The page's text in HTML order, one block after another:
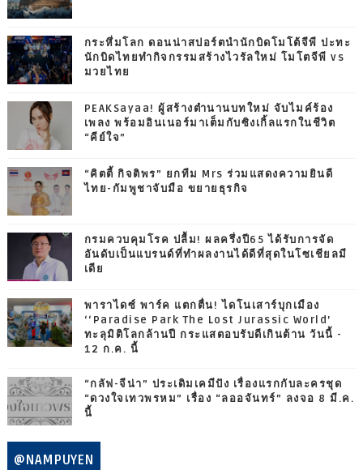
กระหึ่มโลก ดอนน่าสปอร์ตนำนักบิดโมโต้จีพี ปะทะ
นักบิดไทยทำกิจกรรมสร้างไวรัลใหม่ โมโตจีพี vs
มวยไทย
PEAKSayaa! ผู้สร้างตำนานบทใหม่ จับไมค์ร้อง
เพลง พร้อมอินเนอร์มาเต็มกับซิงเกิ้ลแรกในชีวิต
“คีย์ใจ”
“คิตตี้ กิจติพร” ยกทีม Mrs ร่วมแสดงความยินดี
ไทย-กัมพูชาจับมือ ขยายธุรกิจ
กรมควบคุมโรค ปลื้ม! ผลครึ่งปี65 ได้รับการจัด
อันดับเป็นแบรนด์ที่ทำผลงานได้ดีที่สุดในโซเชียลมี
เดีย
พาราไดซ์ พาร์ค แตกตื่น! ไดโนเสาร์บุกเมือง
‘‘Paradise Park The Lost Jurassic World’
ทะลุมิติโลกล้านปี กระแสตอบรับดีเกินต้าน วันนี้ -
12 ก.ค. นี้
“กลัฟ-จีน่า” ประเดิมเคมีปัง เรื่องแรกกับละครชุด
“ดวงใจเทวพรหม” เรื่อง “ลออจันทร์” ลงจอ 8 มี.ค.
นี้
@NAMPUYEN